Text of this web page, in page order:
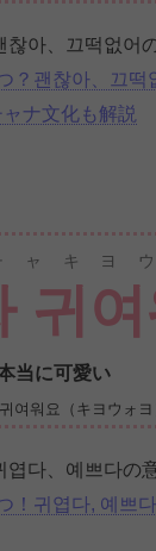
찮아、끄떡없어
？괜찮아、끄떡
ナ文化も解説
귀여
ャキヨウ
当に可愛い
여워요（キヨウォヨ
엽다、예쁘다の
！귀엽다, 예쁘